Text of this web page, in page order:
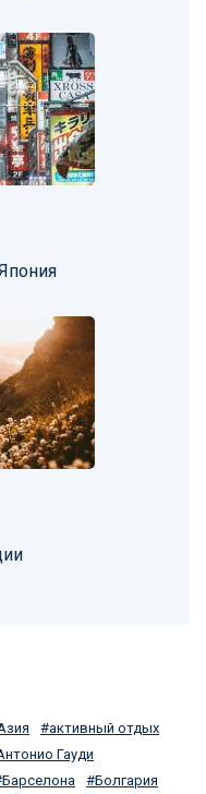
активный отдых
Гауди
Барселона Болгария